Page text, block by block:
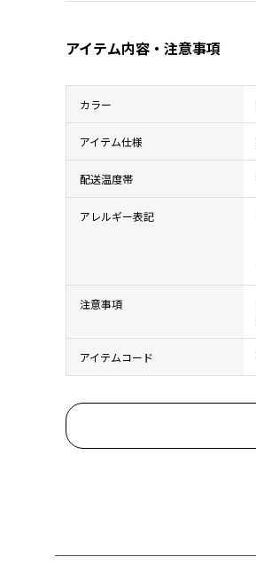
アイテム内容・注意事項
カラー
アイテム仕様
配送温度帯
アレルギー表記
注意事項
アイテムコード